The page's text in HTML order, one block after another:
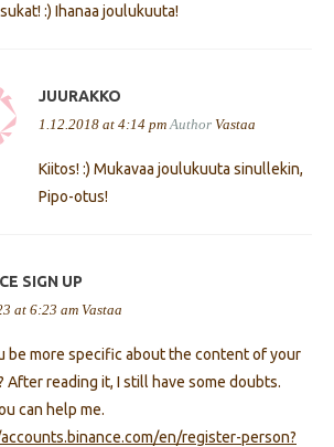
:) Ihanaa joulukuuta!
JUURAKKO
1.12.2018 at 4:14 pm Author Vastaa
Kiitos! :) Mukavaa joulukuuta sinullekin,
Pipo-otus!
SIGN UP
at 6:23 am Vastaa
be more specific about the content of your
After reading it, I still have some doubts.
can help me.
en/register-person?